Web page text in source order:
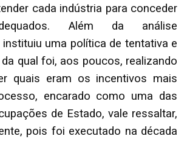
cada indústria para conceder
Além da análise
instituiu uma política de tentativa e
qual foi, aos poucos, realizando
quais eram os incentivos mais
encarado como uma das
de Estado, vale ressaltar,
pois foi executado na década